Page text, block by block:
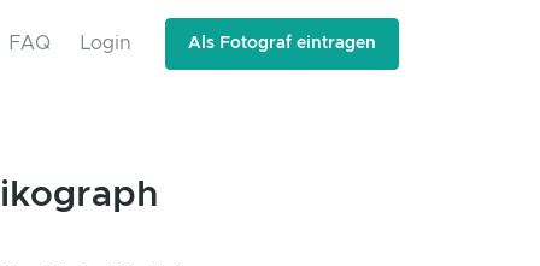
FAQ Login Als Fotograf eintragen